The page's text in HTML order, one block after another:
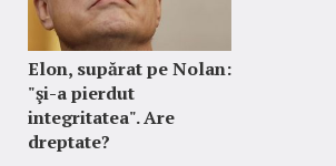
Elon, supărat pe Nolan:
"şi-a pierdut
integritatea". Are
dreptate?